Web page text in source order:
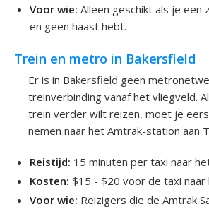
Voor wie: Alleen geschikt als je
en geen haast hebt.
Trein en metro in Bakersfield
Er is in Bakersfield geen
treinverbinding vanaf het vliegveld.
trein verder wilt reizen, moet je
nemen naar het Amtrak-station aan
Reistijd: 15 minuten per taxi naar
Kosten: $15 - $20 voor de taxi naar
Voor wie: Reizigers die de Amtrak